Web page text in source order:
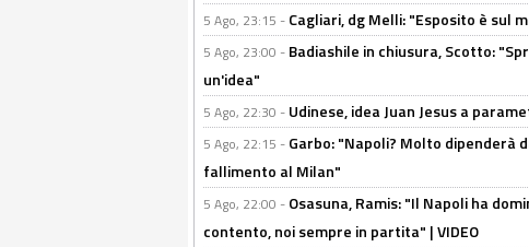
5 Ago, 23:15 - Cagliari, dg Melli: "Esposito è
5 Ago, 23:00 - Badiashile in chiusura, Scotto:
un'idea"
5 Ago, 22:30 - Udinese, idea Juan Jesus a
5 Ago, 22:15 - Garbo: "Napoli? Molto dipenderà
fallimento al Milan"
5 Ago, 22:00 - Osasuna, Ramis: "Il Napoli ha
contento, noi sempre in partita" | VIDEO